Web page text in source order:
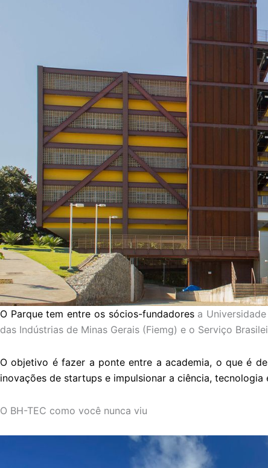
O Parque tem entre os sócios-fundadores a
das Indústrias de Minas Gerais (Fiemg) e o Serviço
O objetivo é fazer a ponte entre a academia, o que é
inovações de startups e impulsionar a ciência,
O BH-TEC como você nunca viu